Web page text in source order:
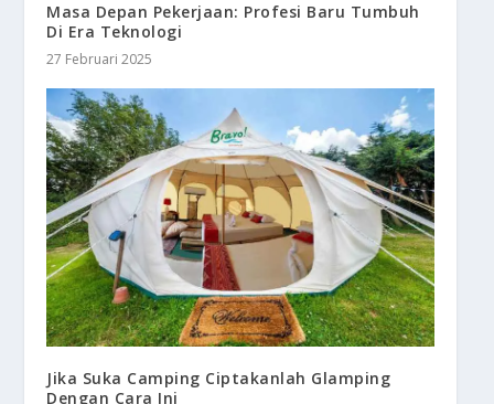
Masa Depan Pekerjaan: Profesi Baru Tumbuh
Di Era Teknologi
27 Februari 2025
Jika Suka Camping Ciptakanlah Glamping
Dengan Cara Ini